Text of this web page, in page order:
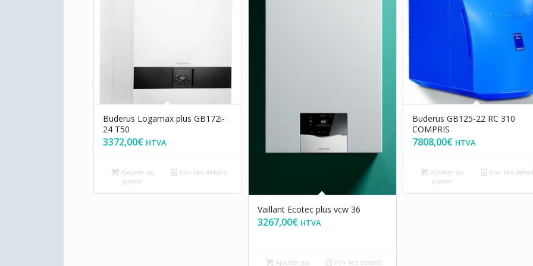
Buderus Logamax plus GB172i-
24 T50
3372,00€ HTVA
Ajouter au
panier
Voir les détails
Vaillant Ecotec plus vcw 36
3267,00€ HTVA
Ajouter au Voir les détails
Buderus GB125-22 RC 310
COMPRIS
7808,00€ HTVA
Ajouter au
panier
Voir les